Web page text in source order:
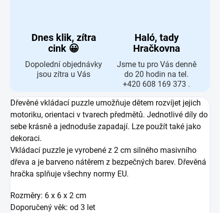
Dnes klik, zítra
cink 😀
Dopolední objednávky
jsou zítra u Vás
Haló, tady
Hračkovna
Jsme tu pro Vás denně
do 20 hodin na tel.
+420 608 169 373 .
Dřevěné vkládací puzzle umožňuje dětem rozvíjet jejich
motoriku, orientaci v tvarech předmětů. Jednotlivé díly do
sebe krásně a jednoduše zapadají. Lze použít také jako
dekoraci.
Vkládací puzzle je vyrobené z 2 cm silného masivního
dřeva a je barveno nátěrem z bezpečných barev. Dřevěná
hračka splňuje všechny normy EU.
Rozměry: 6 x 6 x 2 cm
Doporučený věk: od 3 let